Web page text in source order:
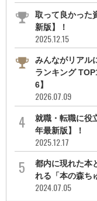
取って良かった
新版】！
2025.12.15
みんながリアル
ランキング
6】
2026.07.09
就職・転職に役
年最新版】！
2025.12.17
都内に現れた本
れる「本の森ち
2024.07.05